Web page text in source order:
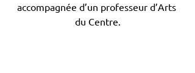
accompagnée d’un professeur d’Arts
du Centre.